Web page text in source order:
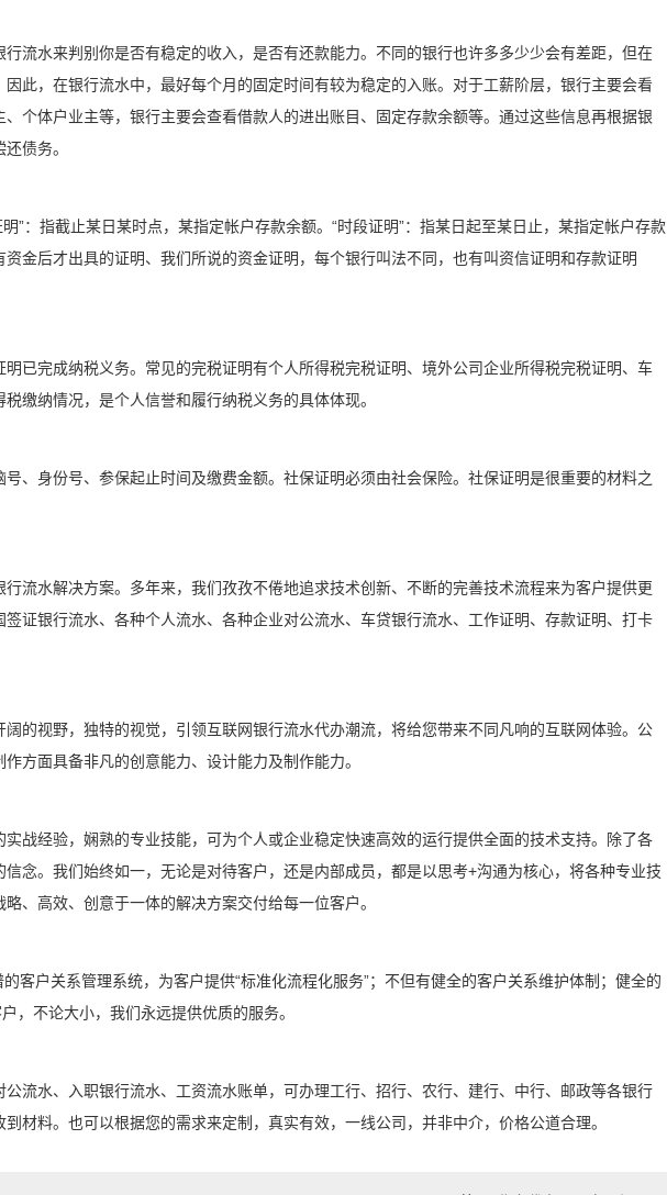
流水来判别你是否有稳定的收入，是否有还款能力。不同的银行也许多多少少会有差距，但在
此，在银行流水中，最好每个月的固定时间有较为稳定的入账。对于工薪阶层，银行主要会看
个体户业主等，银行主要会查看借款人的进出账目、固定存款余额等。通过这些信息再根据银
债务。
”：指截止某日某时点，某指定帐户存款余额。“时段证明”：指某日起至某日止，某指定帐户存款
金后才出具的证明、我们所说的资金证明，每个银行叫法不同，也有叫资信证明和存款证明
已完成纳税义务。常见的完税证明有个人所得税完税证明、境外公司企业所得税完税证明、车
缴纳情况，是个人信誉和履行纳税义务的具体体现。
、身份号、参保起止时间及缴费金额。社保证明必须由社会保险。社保证明是很重要的材料之
流水解决方案。多年来，我们孜孜不倦地追求技术创新、不断的完善技术流程来为客户提供更
证银行流水、各种个人流水、各种企业对公流水、车贷银行流水、工作证明、存款证明、打卡
的视野，独特的视觉，引领互联网银行流水代办潮流，将给您带来不同凡响的互联网体验。公
方面具备非凡的创意能力、设计能力及制作能力。
战经验，娴熟的专业技能，可为个人或企业稳定快速高效的运行提供全面的技术支持。除了各
念。我们始终如一，无论是对待客户，还是内部成员，都是以思考+沟通为核心，将各种专业技
、高效、创意于一体的解决方案交付给每一位客户。
客户关系管理系统，为客户提供“标准化流程化服务”；不但有健全的客户关系维护体制；健全的
，不论大小，我们永远提供优质的服务。
流水、入职银行流水、工资流水账单，可办理工行、招行、农行、建行、中行、邮政等各银行
材料。也可以根据您的需求来定制，真实有效，一线公司，并非中介，价格公道合理。